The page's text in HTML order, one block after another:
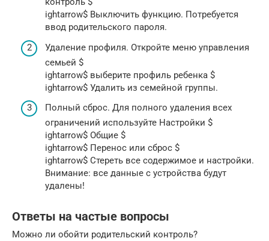
ightarrow$ Выключить функцию. Потребуется
ввод родительского пароля.
Удаление профиля. Откройте меню управления
семьей $
ightarrow$ выберите профиль ребенка $
ightarrow$ Удалить из семейной группы.
Полный сброс. Для полного удаления всех
ограничений используйте Настройки $
ightarrow$ Общие $
ightarrow$ Перенос или сброс $
ightarrow$ Стереть все содержимое и настройки.
Внимание: все данные с устройства будут
удалены!
Ответы на частые вопросы
Можно ли обойти родительский контроль?